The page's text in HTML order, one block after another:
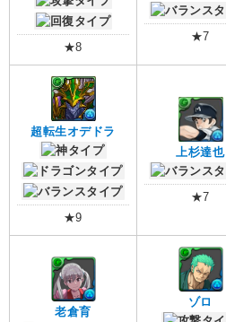
★8
★7
超転生オデドラ
★9
上杉達也
★7
老倉育
ゾロ